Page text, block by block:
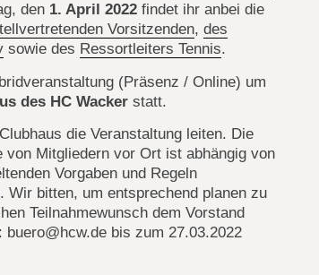
den 1. April 2022 findet ihr anbei die
Vorsitzenden,des
sowie des Ressortleiters Tennis.
(Präsenz / Online) um
des HC Wacker statt.
die Veranstaltung leiten. Die
von Mitgliedern vor Ort ist abhängig von
Vorgaben und Regeln
Wir bitten, um entsprechend planen zu
Teilnahmewunsch dem Vorstand
bis zum 27.03.2022